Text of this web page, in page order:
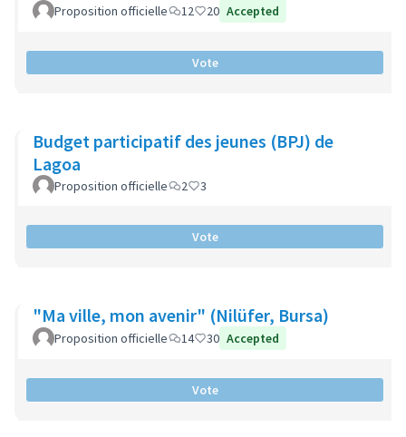
Proposition officielle 12 20 Accepted
Vote
Budget participatif des jeunes (BPJ) de
Lagoa
Proposition officielle 2 3
Vote
"Ma ville, mon avenir" (Nilüfer, Bursa)
Proposition officielle 14 30 Accepted
Vote